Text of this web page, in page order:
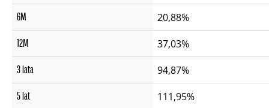
6M 20,88%
12M 37,03%
3 lata 94,87%
5 lat 111,95%